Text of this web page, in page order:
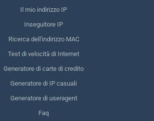
Il mio indirizzo IP
Inseguitore IP
Ricerca dell'indirizzo MAC
Test di velocità di Internet
Generatore di carte di credito
Generatore di IP casuali
Generatore di useragent
Faq